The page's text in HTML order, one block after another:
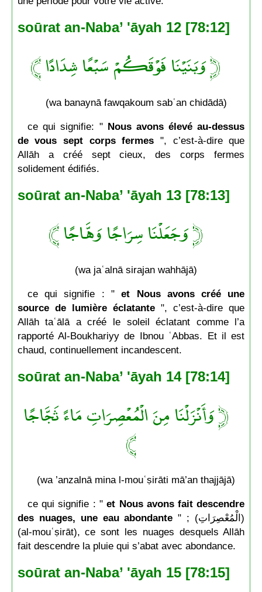
soūrat an-Naba’ 'āyah 12 [78:12]
﴿ وَبَنَيْنَا فَوْقَكُمْ سَبْعًا شِدَادًا ﴾
(wa banaynā fawqakoum sabʿan chidādā)
ce qui signifie: " Nous avons élevé au-dessus
de vous sept corps fermes ", c’est-à-dire que
Allāh a créé sept cieux, des corps fermes
solidement édifiés.
soūrat an-Naba’ 'āyah 13 [78:13]
﴿ وَجَعَلْنَا سِرَاجًا وَهَّاجًا ﴾
(wa jaʿalnā sirajan wahhājā)
ce qui signifie : " et Nous avons créé une
source de lumière éclatante ", c’est-à-dire que
Allāh taʿālā a créé le soleil éclatant comme l’a
rapporté Al-Boukhariyy de Ibnou ʿAbbas. Et il est
chaud, continuellement incandescent.
soūrat an-Naba’ 'āyah 14 [78:14]
﴿ وَأَنْزَلْنَا مِنَ الْمُعْصِرَاتِ مَاءً ثَجَّاجًا
﴾
(wa ’anzalnā mina l-mouʿṣirāti mā’an thajjājā)
ce qui signifie : "et Nous avons fait descendre
des nuages, une eau abondante" ; (الْمُعْصِرَاتِ)
(al-mouʿṣirāt), ce sont les nuages desquels Allāh
fait descendre la pluie qui s’abat avec abondance.
soūrat an-Naba’ 'āyah 15 [78:15]